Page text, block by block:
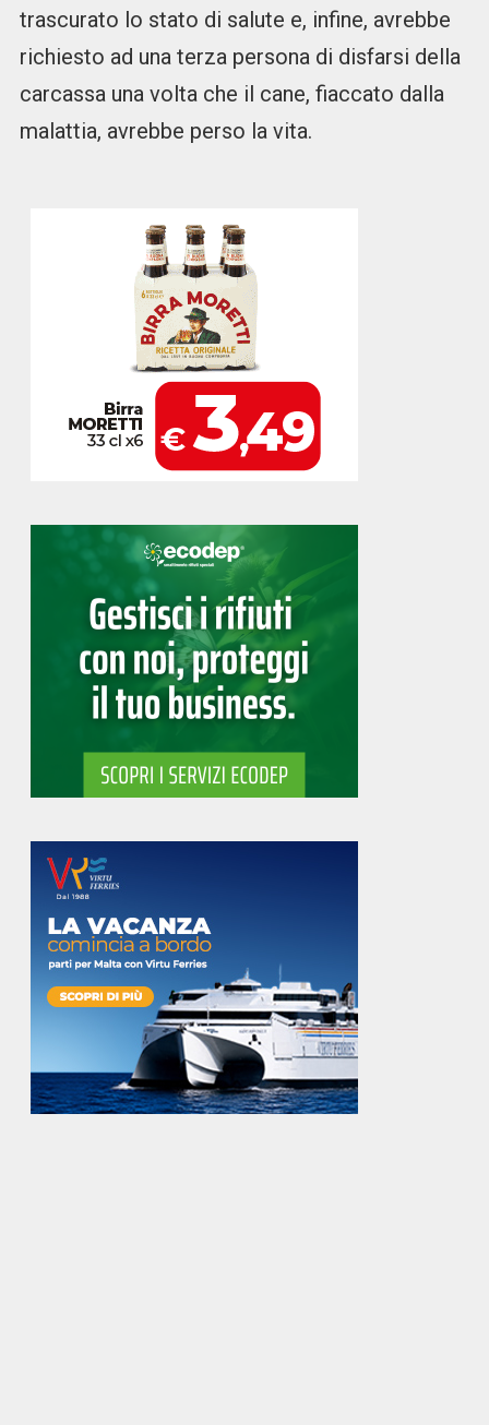
trascurato lo stato di salute e, infine, avrebbe
richiesto ad una terza persona di disfarsi della
carcassa una volta che il cane, fiaccato dalla
malattia, avrebbe perso la vita.